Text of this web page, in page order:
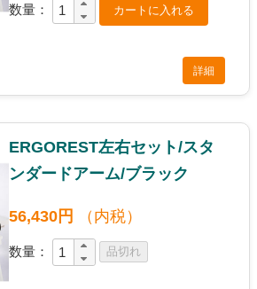
数量：
詳細
ERGOREST左右セット/スタ
ンダードアーム/ブラック
56,430円 （内税）
数量：